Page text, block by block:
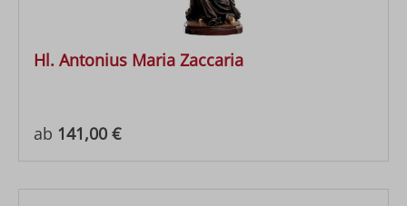
Hl. Antonius Maria Zaccaria
Regulärer Preis:
ab 141,00 €